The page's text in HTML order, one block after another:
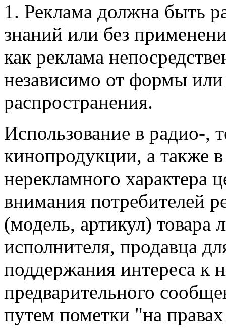
1. Реклама должна быть
знаний или без
как реклама
независимо от формы или
распространения.
Использование в радио-,
кинопродукции, а также
нерекламного характера
внимания потребителей
(модель, артикул) товара
исполнителя, продавца
поддержания интереса к
предварительного
путем пометки "на